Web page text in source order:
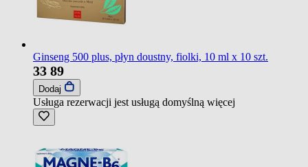
Ginseng 500 plus, płyn doustny, fiolki, 10 ml x 10 szt.
33 89
Dodaj
Usługa rezerwacji jest usługą domyślną więcej